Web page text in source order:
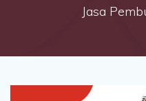
Jasa